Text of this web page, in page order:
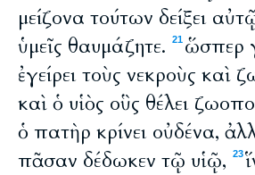
μείζονα τούτων δείξει
ὑμεῖς θαυμάζητε.
21 ὥσπερ
ἐγείρει τοὺς νεκροὺς καὶ
καὶ ὁ υἱὸς οὓς θέλει
ὁ πατὴρ κρίνει οὐδένα,
πᾶσαν δέδωκεν τῷ υἱῷ,
23